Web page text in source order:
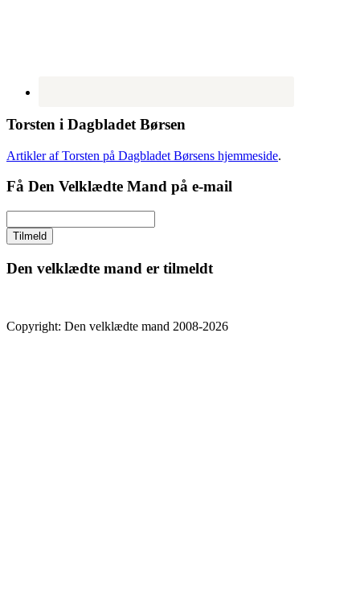
Torsten i Dagbladet Børsen
Artikler af Torsten på Dagbladet Børsens hjemmeside.
Få Den Velklædte Mand på e-mail
Den velklædte mand er tilmeldt
Copyright: Den velklædte mand 2008-2026